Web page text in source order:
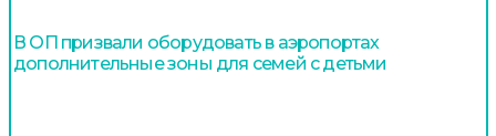
В ОП призвали оборудовать в аэропортах
дополнительные зоны для семей с детьми